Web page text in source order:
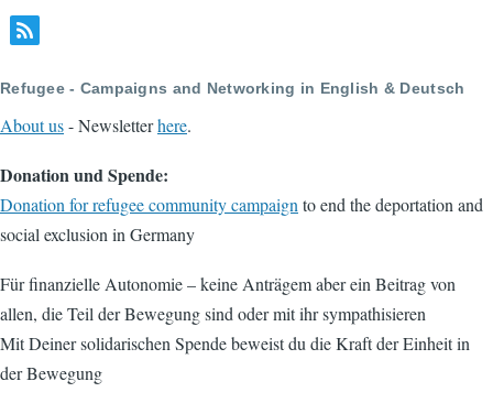
Refugee - Campaigns and Networking in English & Deutsch
About us- Newsletterhere.
Donation und Spende:
Donation for refugee community campaignto end the deportation and
social exclusion in Germany
Für finanzielle Autonomie – keine Anträgem aber ein Beitrag von
allen, die Teil der Bewegung sind oder mit ihr sympathisieren
Mit Deiner solidarischen Spende beweist du die Kraft der Einheit in
der Bewegung